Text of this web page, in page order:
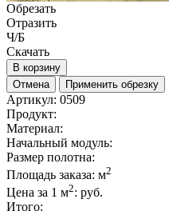
Обрезать
Отразить
Ч/Б
Скачать
В корзину
Отмена
Применить обрезку
Артикул: 0509
Продукт:
Материал:
Начальный модуль:
Размер полотна:
Площадь заказа: м2
Цена за 1 м2: руб.
Итого: